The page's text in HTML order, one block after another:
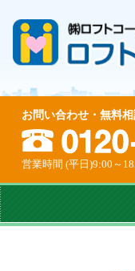
お問い合わせ・無料
営業時間 (平日)9:00～